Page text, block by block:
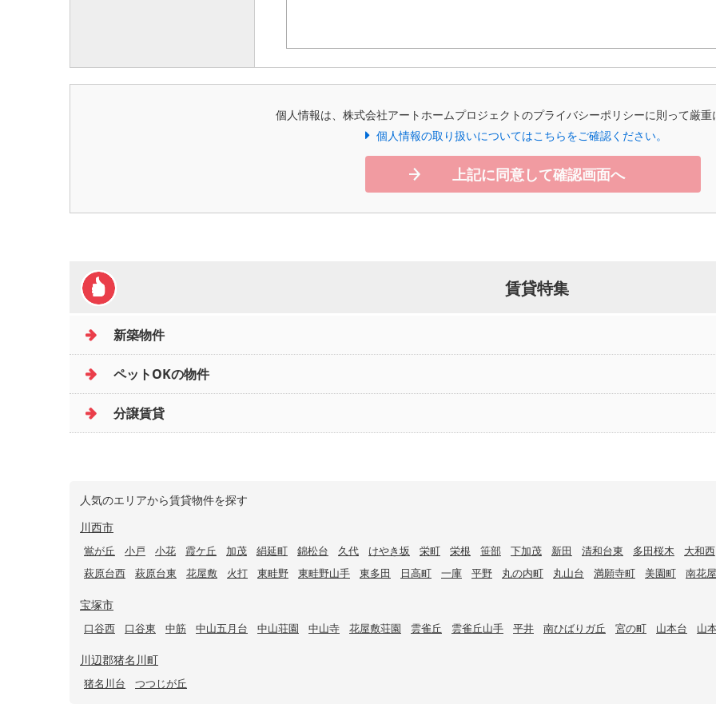
個人情報は、株式会社アートホームプロジェクトのプライバシーポリシーに則って厳重
個人情報の取り扱いについてはこちらをご確認ください。
上記に同意して確認画面へ
賃貸特集
新築物件
ペットOKの物件
分譲賃貸
人気のエリアから賃貸物件を探す
川西市
鴬が丘 小戸 小花 霞ケ丘 加茂 絹延町 錦松台 久代 けやき坂 栄町 栄根 笹部 下加茂 新田 清和台東 多田桜木 大和西
萩原台西
萩原台東 花屋敷 火打 東畦野 東畦野山手 東多田 日高町 一庫 平野 丸の内町 丸山台 満願寺町 美園町 南花
宝塚市
口谷西 口谷東 中筋 中山五月台 中山荘園 中山寺 花屋敷荘園 雲雀丘 雲雀丘山手 平井 南ひばりガ丘 宮の町 山本台 山
川辺郡猪名川町
猪名川台 つつじが丘